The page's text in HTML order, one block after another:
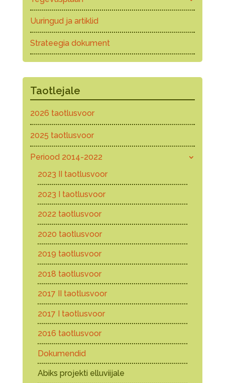
Uuringud ja artiklid
Strateegia dokument
Taotlejale
2026 taotlusvoor
2025 taotlusvoor
Periood 2014-2022
2023 II taotlusvoor
2023 I taotlusvoor
2022 taotlusvoor
2020 taotlusvoor
2019 taotlusvoor
2018 taotlusvoor
2017 II taotlusvoor
2017 I taotlusvoor
2016 taotlusvoor
Dokumendid
Abiks projekti elluviijale